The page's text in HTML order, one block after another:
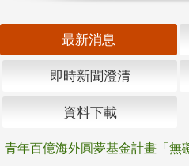
最新消息
即時新聞澄清
資料下載